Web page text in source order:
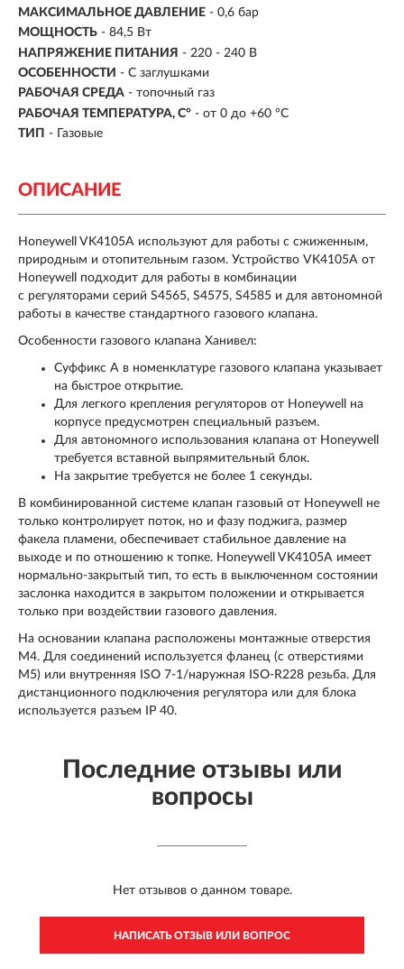
МАКСИМАЛЬНОЕ ДАВЛЕНИЕ - 0,6 бар
МОЩНОСТЬ - 84,5 Вт
НАПРЯЖЕНИЕ ПИТАНИЯ - 220 - 240 В
ОСОБЕННОСТИ - С заглушками
РАБОЧАЯ СРЕДА - топочный газ
РАБОЧАЯ ТЕМПЕРАТУРА, C° - от 0 до +60 °C
ТИП - Газовые
ОПИСАНИЕ
Honeywell VK4105A используют для работы с сжиженным,
природным и отопительным газом. Устройство VK4105A от
Honeywell подходит для работы в комбинации
с регуляторами серий S4565, S4575, S4585 и для автономной
работы в качестве стандартного газового клапана.
Особенности газового клапана Ханивел:
Суффикс A в номенклатуре газового клапана указывает
на быстрое открытие.
Для легкого крепления регуляторов от Honeywell на
корпусе предусмотрен специальный разъем.
Для автономного использования клапана от Honeywell
требуется вставной выпрямительный блок.
На закрытие требуется не более 1 секунды.
В комбинированной системе клапан газовый от Honeywell не
только контролирует поток, но и фазу поджига, размер
факела пламени, обеспечивает стабильное давление на
выходе и по отношению к топке. Honeywell VK4105A имеет
нормально-закрытый тип, то есть в выключенном состоянии
заслонка находится в закрытом положении и открывается
только при воздействии газового давления.
На основании клапана расположены монтажные отверстия
М4. Для соединений используется фланец (с отверстиями
М5) или внутренняя ISO 7-1/наружная ISO-R228 резьба. Для
дистанционного подключения регулятора или для блока
используется разъем IP 40.
Последние отзывы или
вопросы
Нет отзывов о данном товаре.
НАПИСАТЬ ОТЗЫВ ИЛИ ВОПРОС